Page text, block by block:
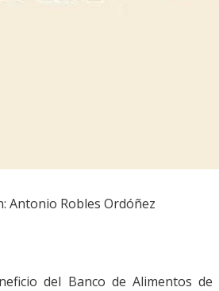
Antonio Robles Ordóñez
del Banco de Alimentos de